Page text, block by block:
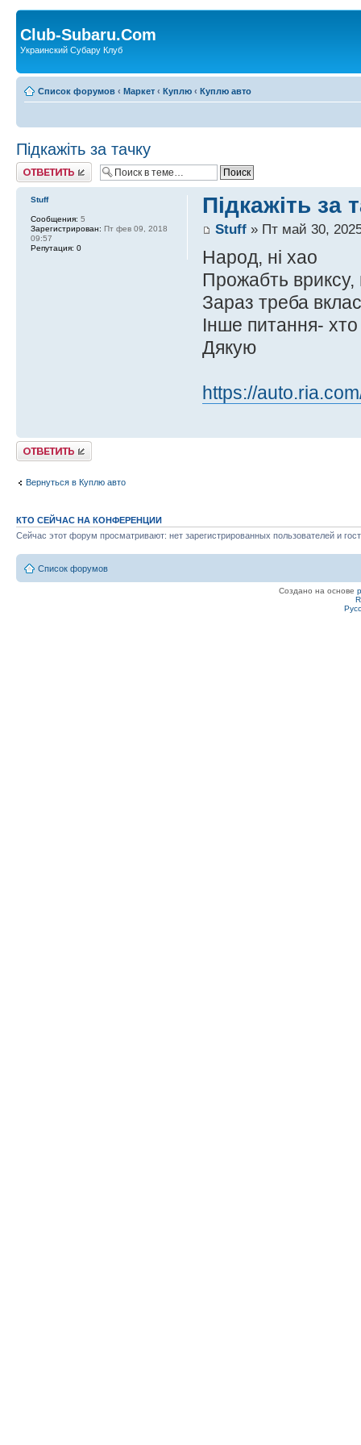
Club-Subaru.Com
Украинский Субару Клуб
Список форумов ‹ Маркет ‹ Куплю ‹ Куплю авто
Підкажіть за тачку
Ответить
Підкажіть за
Stuff» Пт май 30,
Народ, ні хао
Прожабть вриксу,
Зараз треба
Інше питання- хто
Дякую
https://
Stuff
Сообщения: 5
Зарегистрирован: Пт фев 09, 2018
09:57
Репутация: 0
Ответить
Вернуться в Куплю авто
КТО СЕЙЧАС НА КОНФЕРЕНЦИИ
Сейчас этот форум просматривают: нет зарегистрированных пользователей и
Список форумов
Создано на основе